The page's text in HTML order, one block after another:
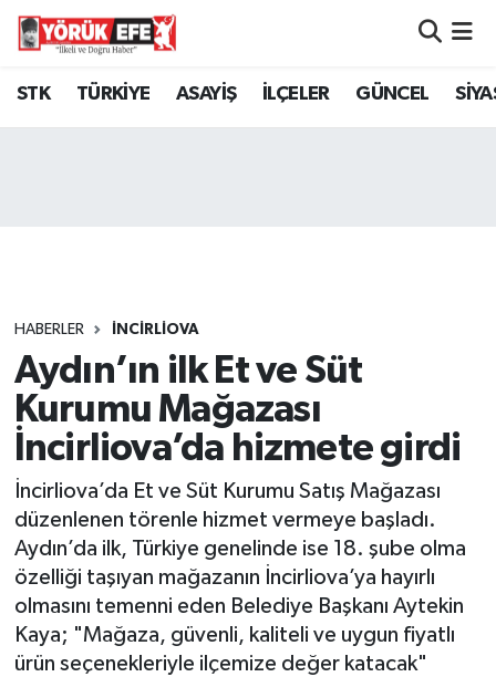
STK TÜRKİYE ASAYİŞ İLÇELER GÜNCEL
HABERLER İNCİRLİOVA
Aydın’ın ilk Et ve Süt
Kurumu Mağazası
İncirliova’da hizmete girdi
İncirliova’da Et ve Süt Kurumu Satış Mağazası
düzenlenen törenle hizmet vermeye başladı.
Aydın’da ilk, Türkiye genelinde ise 18. şube olma
özelliği taşıyan mağazanın İncirliova’ya hayırlı
olmasını temenni eden Belediye Başkanı Aytekin
Kaya; "Mağaza, güvenli, kaliteli ve uygun fiyatlı
ürün seçenekleriyle ilçemize değer katacak"
Aydın Nöbetçi Eczaneler
Tüm Manşetler
Son Dakika Haberleri
Haber Arşivi